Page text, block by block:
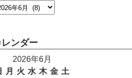
ンダー
2026年6月
月 火 水 木 金 土